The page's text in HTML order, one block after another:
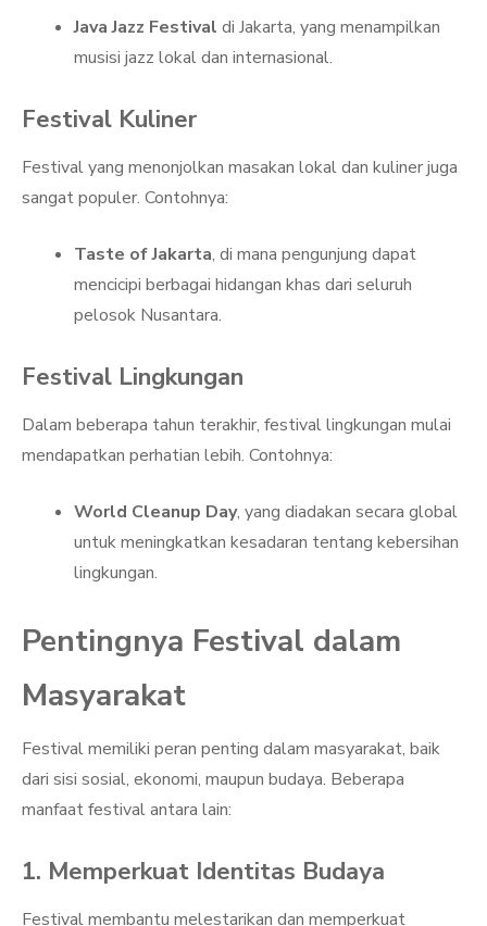
Java Jazz Festival di Jakarta, yang menampilkan
musisi jazz lokal dan internasional.
Festival Kuliner
Festival yang menonjolkan masakan lokal dan kuliner juga
sangat populer. Contohnya:
Taste of Jakarta, di mana pengunjung dapat
mencicipi berbagai hidangan khas dari seluruh
pelosok Nusantara.
Festival Lingkungan
Dalam beberapa tahun terakhir, festival lingkungan mulai
mendapatkan perhatian lebih. Contohnya:
World Cleanup Day, yang diadakan secara global
untuk meningkatkan kesadaran tentang kebersihan
lingkungan.
Pentingnya Festival dalam
Masyarakat
Festival memiliki peran penting dalam masyarakat, baik
dari sisi sosial, ekonomi, maupun budaya. Beberapa
manfaat festival antara lain:
1. Memperkuat Identitas Budaya
Festival membantu melestarikan dan memperkuat